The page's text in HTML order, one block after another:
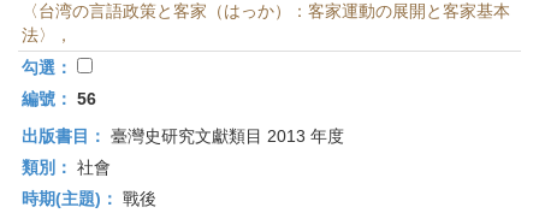
〈台湾の言語政策と客家（はっか）：客家運動の展開と客家基本
法〉，
勾選：
編號： 56
出版書目： 臺灣史研究文獻類目 2013 年度
類別： 社會
時期(主題)： 戰後